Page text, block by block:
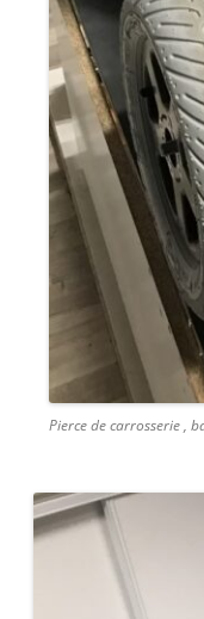
Pierce de carrosserie ,